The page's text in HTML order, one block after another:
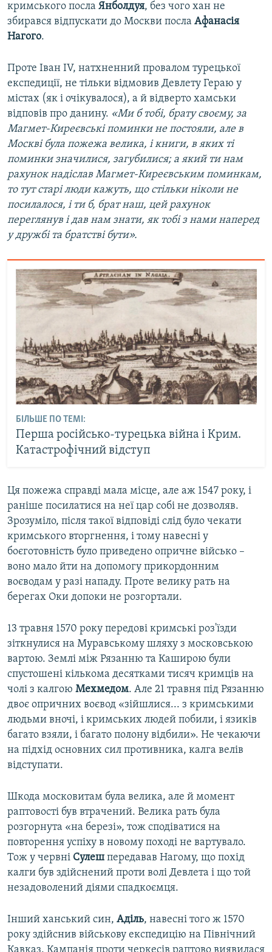
кримського посла Янболдуя, без чого хан не
збирався відпускати до Москви посла Афанасія
Нагого.
Проте Іван IV, натхненний провалом турецької
експедиції, не тільки відмовив Девлету Гераю у
містах (як і очікувалося), а й відверто хамськи
відповів про данину. «Ми б тобі, брату своєму, за
Магмет-Киреєвські поминки не постояли, але в
Москві була пожежа велика, і книги, в яких ті
поминки значилися, загубилися; а який ти нам
рахунок надіслав Магмет-Киреєвським поминкам,
то тут старі люди кажуть, що стільки ніколи не
посилалося, і ти б, брат наш, цей рахунок
переглянув і дав нам знати, як тобі з нами наперед
у дружбі та братстві бути».
БІЛЬШЕ ПО ТЕМІ:
Перша російсько-турецька війна і Крим.
Катастрофічний відступ
Ця пожежа справді мала місце, але аж 1547 року, і
раніше посилатися на неї цар собі не дозволяв.
Зрозуміло, після такої відповіді слід було чекати
кримського вторгнення, і тому навесні у
боєготовність було приведено опричне військо –
воно мало йти на допомогу прикордонним
воєводам у разі нападу. Проте велику рать на
берегах Оки допоки не розгортали.
13 травня 1570 року передові кримські роз'їзди
зіткнулися на Муравському шляху з московською
вартою. Землі між Рязанню та Каширою були
спустошені кількома десятками тисяч кримців на
чолі з калгою Мехмедом. Але 21 травня під Рязанню
двоє опричних воєвод «зійшлися... з кримськими
людьми вночі, і кримських людей побили, і язиків
багато взяли, і багато полону відбили». Не чекаючи
на підхід основних сил противника, калга велів
відступати.
Шкода московитам була велика, але й момент
раптовості був втрачений. Велика рать була
розгорнута «на березі», тож сподіватися на
повторення успіху в новому поході не вартувало.
Тож у червні Сулеш передавав Нагому, що похід
калги був здійснений проти волі Девлета і що той
незадоволений діями спадкоємця.
Інший ханський син, Аділь, навесні того ж 1570
року здійснив військову експедицію на Північний
Кавказ. Кампанія проти черкесів раптово виявилася